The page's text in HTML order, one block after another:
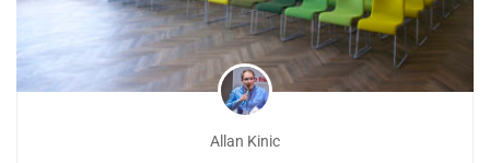
Allan Kinic